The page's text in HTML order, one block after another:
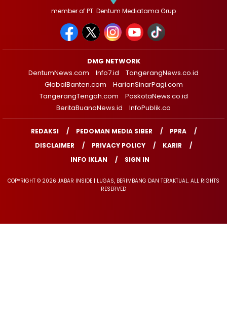
member of PT. Dentum Mediatama Grup
DMG NETWORK
DentumNews.com
Info7.id
TangerangNews.co.id
GlobalBanten.com
HarianSinarPagi.com
TangerangTengah.com
PoskotaNews.co.id
BeritaBuanaNews.id
InfoPublik.co
REDAKSI PEDOMAN MEDIA SIBER
PPRA
DISCLAIMER
PRIVACY POLICY
KARIR
INFO IKLAN
SIGN IN
COPYRIGHT © 2026 JABAR INSIDE | LUGAS, BERIMBANG DAN TERAKTUAL. ALL RIGHTS
RESERVED